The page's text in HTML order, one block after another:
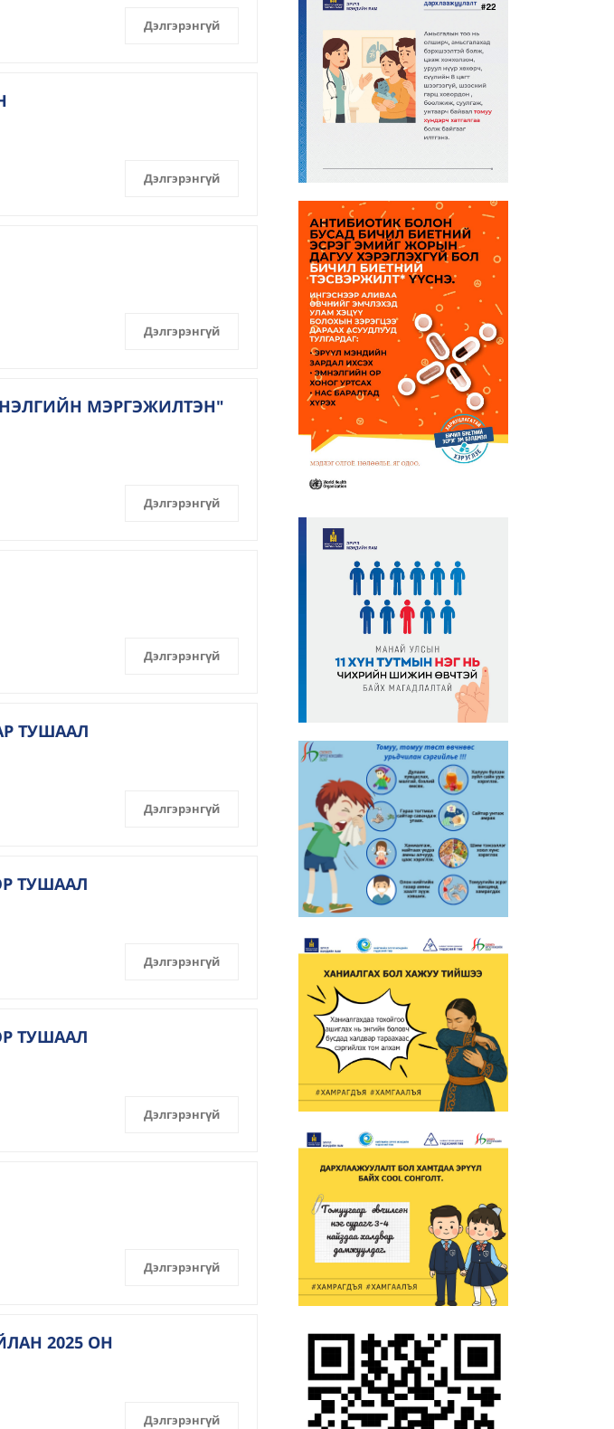
Дэлгэрэнгүй
Дэлгэрэнгүй
Дэлгэрэнгүй
МЭРГЭЖИЛТЭН"
Дэлгэрэнгүй
Дэлгэрэнгүй
ТУШААЛ
Дэлгэрэнгүй
ТУШААЛ
Дэлгэрэнгүй
ТУШААЛ
Дэлгэрэнгүй
Дэлгэрэнгүй
2025 ОН
Дэлгэрэнгүй